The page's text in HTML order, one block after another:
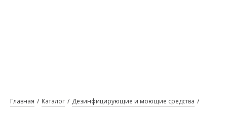
Главная Каталог Дезинфицирующие и моющие средства